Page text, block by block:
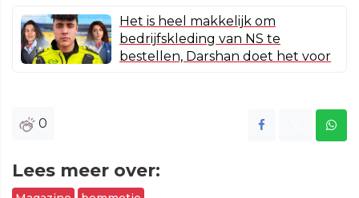
Het is heel makkelijk om
bedrijfskleding van NS te
bestellen, Darshan doet het voor
0
Lees meer over: